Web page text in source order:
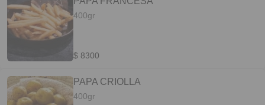
400gr
$ 8300
PAPA CRIOLLA
400gr